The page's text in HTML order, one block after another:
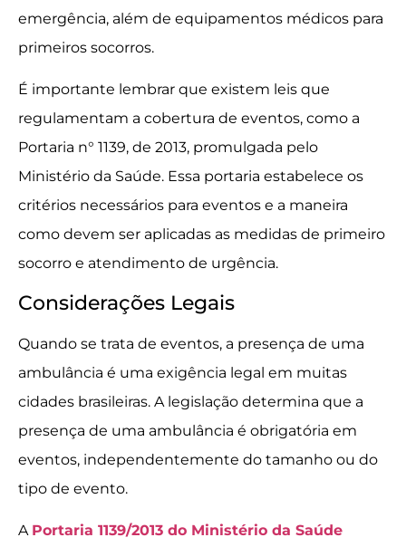
emergência, além de equipamentos médicos para
primeiros socorros.
É importante lembrar que existem leis que
regulamentam a cobertura de eventos, como a
Portaria n° 1139, de 2013, promulgada pelo
Ministério da Saúde. Essa portaria estabelece os
critérios necessários para eventos e a maneira
como devem ser aplicadas as medidas de primeiro
socorro e atendimento de urgência.
Considerações Legais
Quando se trata de eventos, a presença de uma
ambulância é uma exigência legal em muitas
cidades brasileiras. A legislação determina que a
presença de uma ambulância é obrigatória em
eventos, independentemente do tamanho ou do
tipo de evento.
A Portaria 1139/2013 do Ministério da Saúde